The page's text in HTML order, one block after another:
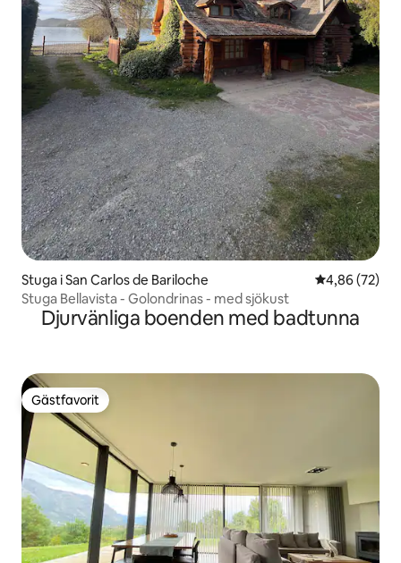
Stuga i San Carlos de Bariloche 4,86 av 5 i
4,86 (72)
Stuga Bellavista - Golondrinas - med sjökust
Djurvänliga boenden med badtunna
Gästfavorit
Gästfavorit